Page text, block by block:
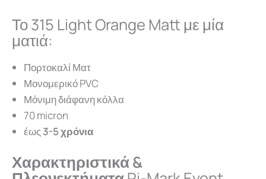
Το 315 Light Orange Matt με μία
ματιά:
Πορτοκαλί Ματ
Μονομερικό PVC
Μόνιμη διάφανη κόλλα
70 micron
έως 3-5 χρόνια
Χαρακτηριστικά &